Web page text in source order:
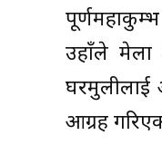
उहाँले मेला
घरमुलीलाई
आग्रह